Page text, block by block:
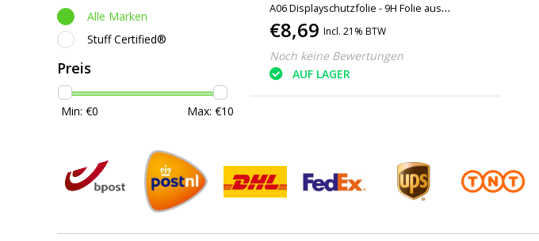
Alle Marken
Stuff Certified®
Preis
Min: €0 Max: €10
A06 Displayschutzfolie - 9H Folie aus
gehärtetem Glas
€8,69 Incl. 21% BTW
Noch keine Bewertungen
AUF LAGER